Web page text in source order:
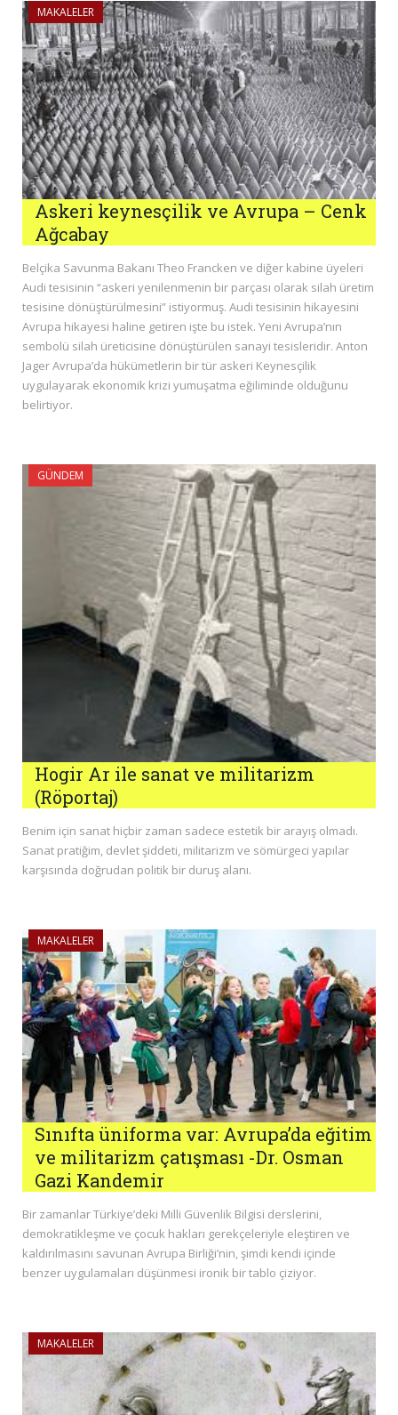
MAKALELER
Askeri keynesçilik ve Avrupa – Cenk
Ağcabay
Belçika Savunma Bakanı Theo Francken ve diğer kabine üyeleri
Audi tesisinin “askeri yenilenmenin bir parçası olarak silah üretim
tesisine dönüştürülmesini” istiyormuş. Audi tesisinin hikayesini
Avrupa hikayesi haline getiren işte bu istek. Yeni Avrupa’nın
sembolü silah üreticisine dönüştürülen sanayi tesisleridir. Anton
Jager Avrupa’da hükümetlerin bir tür askeri Keynesçilik
uygulayarak ekonomik krizi yumuşatma eğiliminde olduğunu
belirtiyor.
GÜNDEM
Hogir Ar ile sanat ve militarizm
(Röportaj)
Benim için sanat hiçbir zaman sadece estetik bir arayış olmadı.
Sanat pratiğim, devlet şiddeti, militarizm ve sömürgeci yapılar
karşısında doğrudan politik bir duruş alanı.
MAKALELER
Sınıfta üniforma var: Avrupa’da eğitim
ve militarizm çatışması -Dr. Osman
Gazi Kandemir
Bir zamanlar Türkiye’deki Milli Güvenlik Bilgisi derslerini,
demokratikleşme ve çocuk hakları gerekçeleriyle eleştiren ve
kaldırılmasını savunan Avrupa Birliği’nin, şimdi kendi içinde
benzer uygulamaları düşünmesi ironik bir tablo çiziyor.
MAKALELER